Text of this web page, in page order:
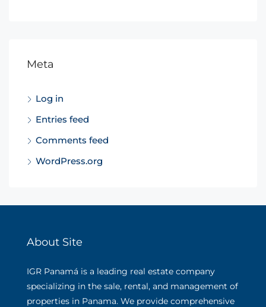
Meta
Log in
Entries feed
Comments feed
WordPress.org
About Site
IGR Panamá is a leading real estate company
specializing in the sale, rental, and management of
properties in Panama. We provide comprehensive